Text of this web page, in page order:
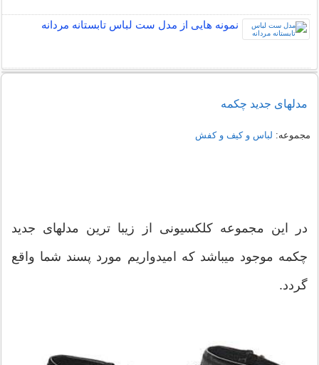
نمونه هایی از مدل ست لباس تابستانه مردانه
نمونه هایی از مدل یقه شومیز
مدلهای جدید چکمه
مجموعه: لباس و کیف و کفش
در این مجموعه کلکسیونی از زیبا ترین مدلهای جدید
چکمه موجود میباشد که امیدواریم مورد پسند شما واقع
گردد.